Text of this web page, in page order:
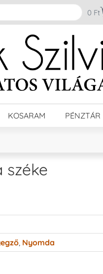
0 Ft
KOSARAM PÉNZTÁR
széke
, Nyomda